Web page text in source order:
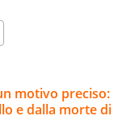
motivo preciso:
e dalla morte di